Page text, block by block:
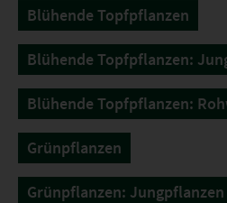
Blühende Topfpflanzen
Blühende Topfpflanzen:
Blühende Topfpflanzen:
Grünpflanzen
Grünpflanzen: Jungpflanzen